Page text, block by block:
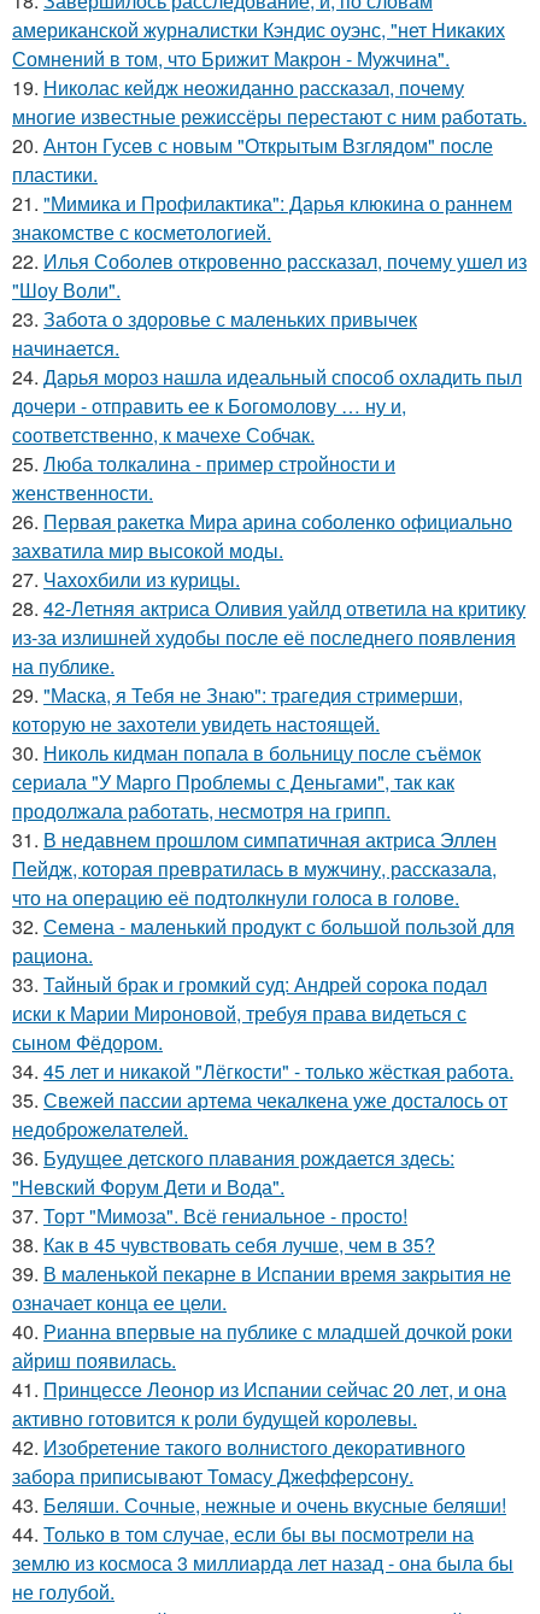
американской журналистки Кэндис оуэнс, "нет Никаких
Сомнений в том, что Брижит Макрон - Мужчина".
19. Николас кейдж неожиданно рассказал, почему
многие известные режиссёры перестают с ним работать.
20. Антон Гусев с новым "Открытым Взглядом" после
пластики.
21. "Мимика и Профилактика": Дарья клюкина о раннем
знакомстве с косметологией.
22. Илья Соболев откровенно рассказал, почему ушел из
"Шоу Воли".
23. Забота о здоровье с маленьких привычек
начинается.
24. Дарья мороз нашла идеальный способ охладить пыл
дочери - отправить ее к Богомолову … ну и,
соответственно, к мачехе Собчак.
25. Люба толкалина - пример стройности и
женственности.
26. Первая ракетка Мира арина соболенко официально
захватила мир высокой моды.
27. Чахохбили из курицы.
28. 42-Летняя актриса Оливия уайлд ответила на критику
из-за излишней худобы после её последнего появления
на публике.
29. "Маска, я Тебя не Знаю": трагедия стримерши,
которую не захотели увидеть настоящей.
30. Николь кидман попала в больницу после съёмок
сериала "У Марго Проблемы с Деньгами", так как
продолжала работать, несмотря на грипп.
31. В недавнем прошлом симпатичная актриса Эллен
Пейдж, которая превратилась в мужчину, рассказала,
что на операцию её подтолкнули голоса в голове.
32. Семена - маленький продукт с большой пользой для
рациона.
33. Тайный брак и громкий суд: Андрей сорока подал
иски к Марии Мироновой, требуя права видеться с
сыном Фёдором.
34. 45 лет и никакой "Лёгкости" - только жёсткая работа.
35. Свежей пассии артема чекалкена уже досталось от
недоброжелателей.
36. Будущее детского плавания рождается здесь:
"Невский Форум Дети и Вода".
37. Торт "Мимоза". Всё гениальное - просто!
38. Как в 45 чувствовать себя лучше, чем в 35?
39. В маленькой пекарне в Испании время закрытия не
означает конца ее цели.
40. Рианна впервые на публике с младшей дочкой роки
айриш появилась.
41. Принцессе Леонор из Испании сейчас 20 лет, и она
активно готовится к роли будущей королевы.
42. Изобретение такого волнистого декоративного
забора приписывают Томасу Джефферсону.
43. Беляши. Сочные, нежные и очень вкусные беляши!
44. Только в том случае, если бы вы посмотрели на
землю из космоса 3 миллиарда лет назад - она была бы
не голубой.